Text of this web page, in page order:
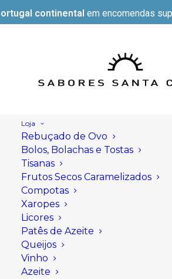
continental em encomendas
Loja
Rebuçado de Ovo
Bolos, Bolachas e Tostas
Tisanas
Frutos Secos Caramelizados
Compotas
Xaropes
Licores
Patês de Azeite
Queijos
Vinho
Azeite